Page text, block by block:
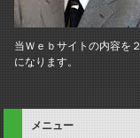
当Ｗｅｂサイトの内容を
になります。
メニュー